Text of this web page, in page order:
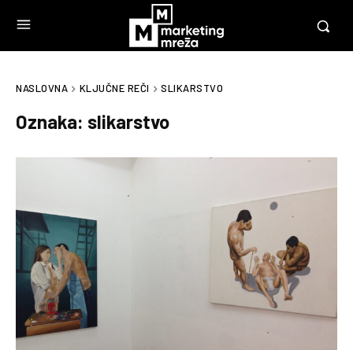
NASLOVNA KLJUČNE REČI SLIKARSTVO
Oznaka: slikarstvo